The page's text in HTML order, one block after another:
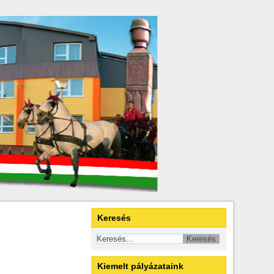
Keresés
Kiemelt pályázataink